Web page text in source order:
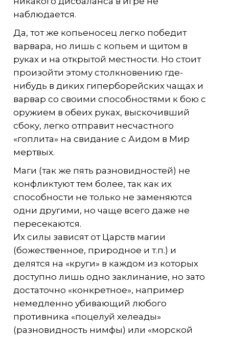
наблюдается.
Да, тот же копьеносец легко победит
варвара, но лишь с копьем и щитом в
руках и на открытой местности. Но стоит
произойти этому столкновению где-
нибудь в диких гиперборейских чащах и
варвар со своими способностями к бою с
оружием в обеих руках, выскочивший
сбоку, легко отправит несчастного
«гоплита» на свидание с Аидом в Мир
мертвых.
Маги (так же пять разновидностей) не
конфликтуют тем более, так как их
способности не только не заменяются
одни другими, но чаще всего даже не
пересекаются.
Их силы зависят от Царств магии
(божественное, природное и т.п.) и
делятся на «круги» в каждом из которых
доступно лишь одно заклинание, но зато
достаточно «конкретное», например
немедленно убивающий любого
противника «поцелуй хелеады»
(разновидность нимфы) или «морской